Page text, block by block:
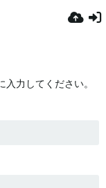
力してください。